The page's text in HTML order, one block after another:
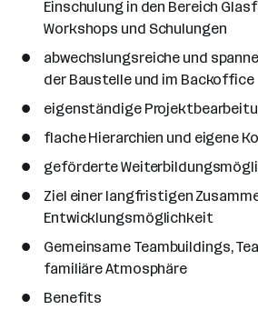
Einschulung in den Bereich
Workshops und Schulungen
abwechslungsreiche und
der Baustelle und im Backoffice
eigenständige
flache Hierarchien und eigene
geförderte
Ziel einer langfristigen
Entwicklungsmöglichkeit
Gemeinsame Teambuildings,
familiäre Atmosphäre
Benefits